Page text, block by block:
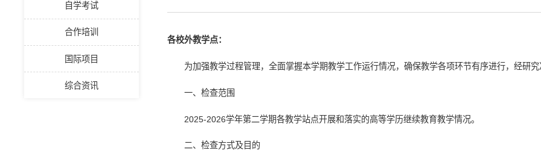
自学考试
合作培训
国际项目
综合资讯
各校外教学点：
为加强教学过程管理，全面掌握本学期教学工作运行情况，确保教学各项环节有序进行，经研
一、检查范围
2025-2026学年第二学期各教学站点开展和落实的高等学历继续教育教学情况。
二、检查方式及目的